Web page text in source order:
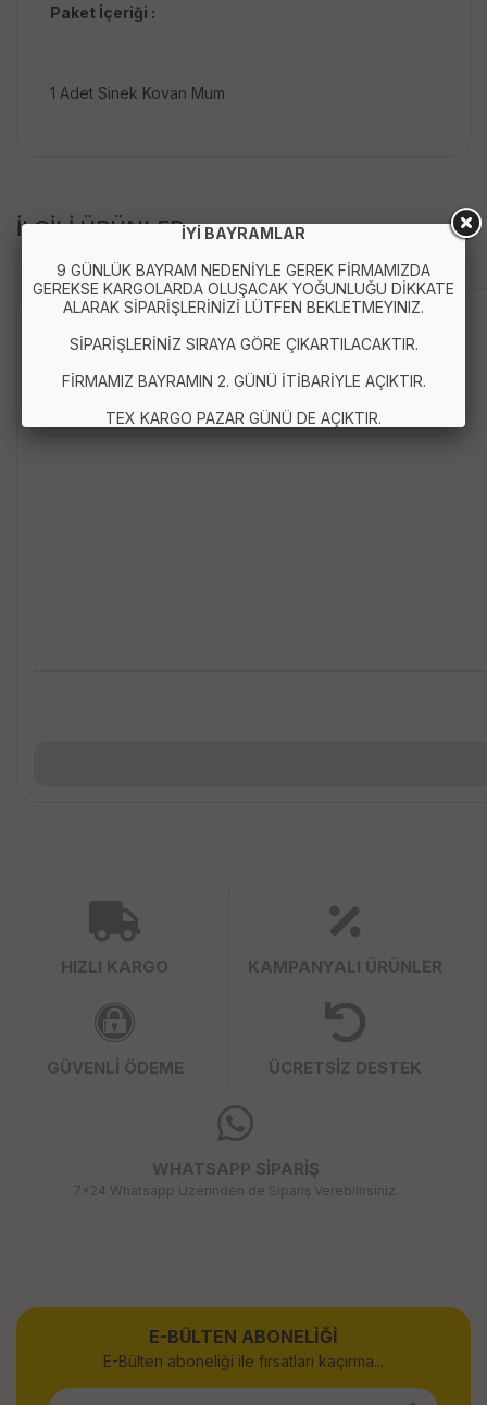
Paket İçeriği :
1 Adet Sinek Kovan Mum
İLGİLİ ÜRÜNLER
Anında Kargo
HIZLI KARGO KAMPANYALI ÜRÜNLER
GÜVENLİ ÖDEME ÜCRETSİZ DESTEK
WHATSAPP SİPARİŞ
7x24 Whatsapp Üzerinden de Sipariş Verebilirsiniz.
E-BÜLTEN ABONELİĞİ
E-Bülten aboneliği ile fırsatları kaçırma...
İYİ BAYRAMLAR
9 GÜNLÜK BAYRAM NEDENİYLE GEREK FİRMAMIZDA
GEREKSE KARGOLARDA OLUŞACAK YOĞUNLUĞU DİKKATE
ALARAK SİPARİŞLERİNİZİ LÜTFEN BEKLETMEYINIZ.
SİPARİŞLERİNİZ SIRAYA GÖRE ÇIKARTILACAKTIR.
FİRMAMIZ BAYRAMIN 2. GÜNÜ İTİBARİYLE AÇIKTIR.
TEX KARGO PAZAR GÜNÜ DE AÇIKTIR.